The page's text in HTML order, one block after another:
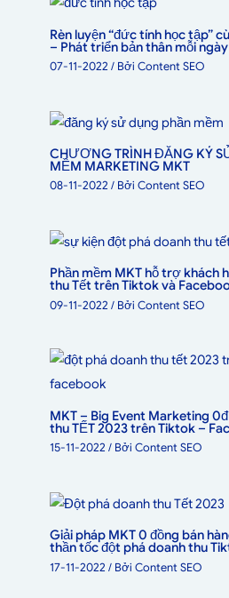
Rèn luyện “đức tính học tập”
– Phát triển bản thân mỗi ngày
07-11-2022/ BởiContent SEO
CHƯƠNG TRÌNH ĐĂNG KÝ
MỀM MARKETING MKT
08-11-2022/ BởiContent SEO
Phần mềm MKT hỗ trợ khách
thu Tết trên Tiktok và
09-11-2022/ BởiContent SEO
MKT – Big Event Marketing
thu TẾT 2023 trên Tiktok –
15-11-2022/ BởiContent SEO
Giải pháp MKT 0 đồng bán
thần tốc đột phá doanh thu
17-11-2022/ BởiContent SEO